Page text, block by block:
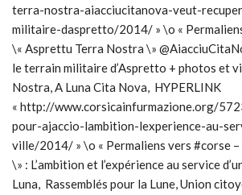
terra-nostra-aiacciucitanova-veut-
militaire-daspretto/2014/ » \o «
\« Asprettu Terra Nostra \»
le terrain militaire d’Aspretto + photos et
Nostra, A Luna Cita Nova, HYPERLINK
« http://www.corsicainfurmazione.org/
pour-ajaccio-lambition-lexperience-au-
ville/2014/ » \o « Permaliens vers #corse
\» : L’ambition et l’expérience au service
Luna, Rassemblés pour la Lune, Union